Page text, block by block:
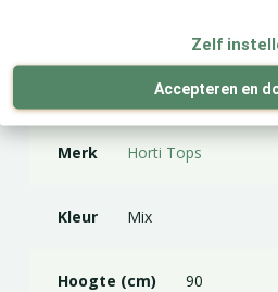
Zelf
Accepteren en
Latijnse naam Scabiosa
Merk Horti Tops
Kleur Mix
Hoogte (cm) 90